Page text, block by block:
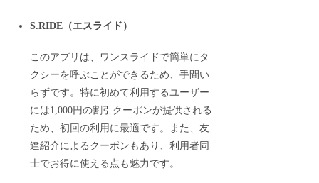
S.RIDE（エスライド）
このアプリは、ワンスライドで簡単にタ
クシーを呼ぶことができるため、手間い
らずです。特に初めて利用するユーザー
には1,000円の割引クーポンが提供される
ため、初回の利用に最適です。また、友
達紹介によるクーポンもあり、利用者同
士でお得に使える点も魅力です。